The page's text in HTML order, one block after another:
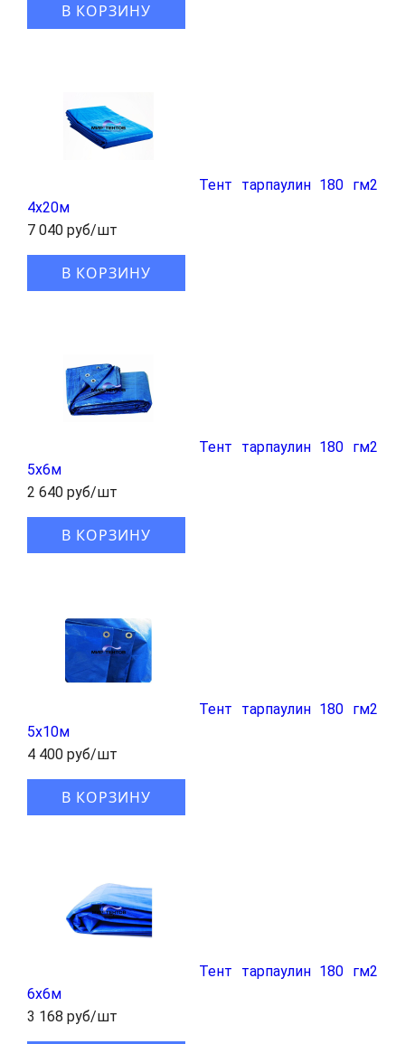
В КОРЗИНУ
Тент тарпаулин 180 гм2
4x20м
7 040 руб/шт
В КОРЗИНУ
Тент тарпаулин 180 гм2
5x6м
2 640 руб/шт
В КОРЗИНУ
Тент тарпаулин 180 гм2
5x10м
4 400 руб/шт
В КОРЗИНУ
Тент тарпаулин 180 гм2
6x6м
3 168 руб/шт